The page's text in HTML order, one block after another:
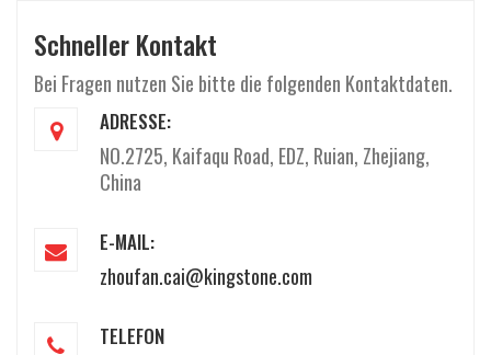
Schneller Kontakt
Bei Fragen nutzen Sie bitte die folgenden Kontaktdaten.
ADRESSE:
NO.2725, Kaifaqu Road, EDZ, Ruian, Zhejiang,
China
E-MAIL:
zhoufan.cai@kingstone.com
TELEFON